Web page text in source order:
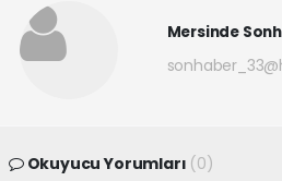
Mersinde
Okuyucu Yorumları (0)